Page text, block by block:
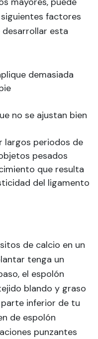
factores
esta
demasiada
no se ajustan bien
largos periodos de
pesados
que resulta
del ligamento
de calcio en un
tenga un
el espolón
blando y graso
inferior de tu
de espolón
punzantes